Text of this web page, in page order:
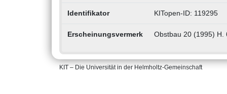
Identifikator KITopen-ID: 119295
Erscheinungsvermerk Obstbau 20 (1995) H.
KIT – Die Universität in der Helmholtz-Gemeinschaft